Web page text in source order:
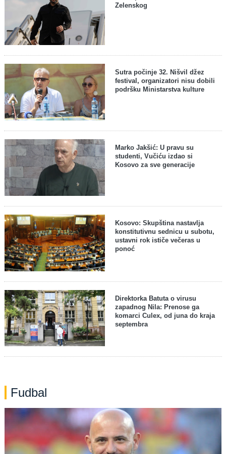
Zelenskog
Sutra počinje 32. Nišvil džez
festival, organizatori nisu dobili
podršku Ministarstva kulture
Marko Jakšić: U pravu su
studenti, Vučiću izdao si
Kosovo za sve generacije
Kosovo: Skupština nastavlja
konstitutivnu sednicu u subotu,
ustavni rok ističe večeras u
ponoć
Direktorka Batuta o virusu
zapadnog Nila: Prenose ga
komarci Culex, od juna do kraja
septembra
Fudbal